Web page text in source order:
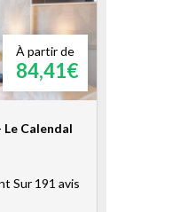
À partir de
84,41€
Calendal
Sur 191 avis